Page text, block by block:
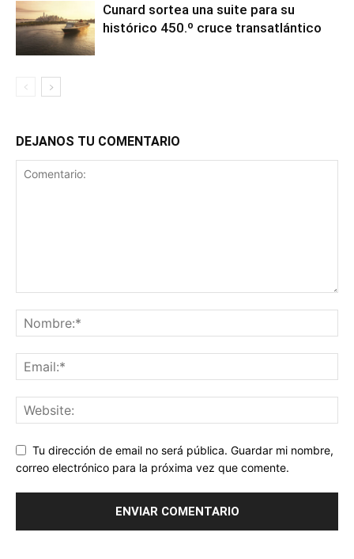
Cunard sortea una suite para su
histórico 450.º cruce transatlántico
DEJANOS TU COMENTARIO
Tu dirección de email no será pública. Guardar mi nombre,
correo electrónico para la próxima vez que comente.